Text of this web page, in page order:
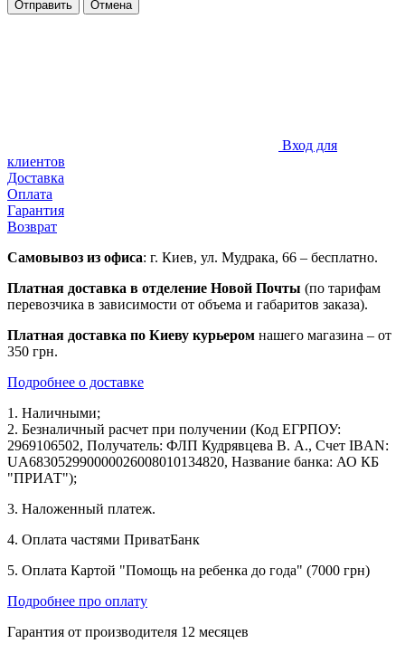
Отправить Отмена
Вход для
клиентов
Доставка
Оплата
Гарантия
Возврат
Самовывоз из офиса: г. Киев, ул. Мудрака, 66 – бесплатно.
Платная доставка в отделение Новой Почты (по тарифам
перевозчика в зависимости от объема и габаритов заказа).
Платная доставка по Киеву курьером нашего магазина – от
350 грн.
Подробнее о доставке
1. Наличными;
2. Безналичный расчет при получении (Код ЕГРПОУ:
2969106502, Получатель: ФЛП Кудрявцева В. А., Счет IBAN:
UA683052990000026008010134820, Название банка: АО КБ
"ПРИАТ");
3. Наложенный платеж.
4. Оплата частями ПриватБанк
5. Оплата Картой "Помощь на ребенка до года" (7000 грн)
Подробнее про оплату
Гарантия от производителя 12 месяцев